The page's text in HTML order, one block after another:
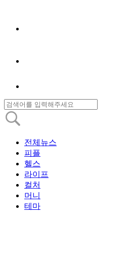
전체뉴스
피플
헬스
라이프
컬처
머니
테마